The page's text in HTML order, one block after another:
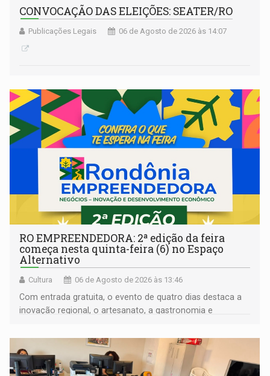
CONVOCAÇÃO DAS ELEIÇÕES: SEATER/RO
Publicações Legais 06 de Agosto de 2026 às 14:07
RO EMPREENDEDORA: 2ª edição da feira
começa nesta quinta-feira (6) no Espaço
Alternativo
Cultura 06 de Agosto de 2026 às 13:46
Com entrada gratuita, o evento de quatro dias destaca a
inovação regional, o artesanato, a gastronomia e